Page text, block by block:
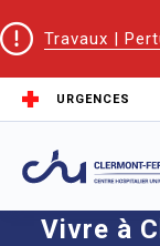
Travaux |
URGENCES
Accueil
Vivre à